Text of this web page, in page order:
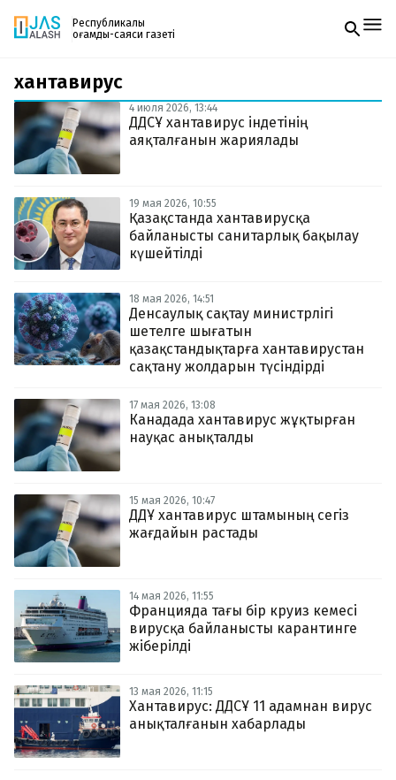
Республикалық
қоғамдық-саяси газеті
Жаңалықтар
Спорт
Live
Руханият
Аймақ
Архив
Заң және тәртіп
Редакциямен байланыс
+7 708 604 51 06
Жарнама бөлімі
Пошта
zhasalash100@gmail.com
Газетке жазылу
PDF форматтағы газетті ай сайын электронды
поштаңызға алып отырыңыз. Жаңа нөмір
шыққан сәтте сізге бірден жіберіледі. Тек email
хантавирус
4 июля 2026, 13:44
ДДСҰ хантавирус індетінің
аяқталғанын жариялады
19 мая 2026, 10:55
Қазақстанда хантавирусқа
байланысты санитарлық бақылау
күшейтілді
18 мая 2026, 14:51
Денсаулық сақтау министрлігі
шетелге шығатын
қазақстандықтарға хантавирустан
сақтану жолдарын түсіндірді
17 мая 2026, 13:08
Канадада хантавирус жұқтырған
науқас анықталды
15 мая 2026, 10:47
ДДҰ хантавирус штамының сегіз
жағдайын растады
14 мая 2026, 11:55
Францияда тағы бір круиз кемесі
вирусқа байланысты карантинге
жіберілді
13 мая 2026, 11:15
Хантавирус: ДДСҰ 11 адамнан вирус
анықталғанын хабарлады